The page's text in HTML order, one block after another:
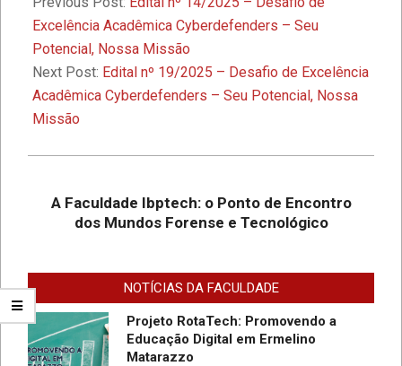
13
Excelência Acadêmica Cyberdefenders – Seu
Potencial, Nossa Missão
Next Post: Edital nº 19/2025 – Desafio de Excelência
Acadêmica Cyberdefenders – Seu Potencial, Nossa
Missão
A Faculdade Ibptech: o Ponto de Encontro
dos Mundos Forense e Tecnológico
NOTÍCIAS DA FACULDADE
Ibptech
A Faculdade Ibptech: o Ponto de
Encontro dos Mundos Forense e
Tecnológico
Cibernética para ingresso com
vestibular, Enem ou 2a. graduação na
Faculdade IBPTECH Lança Projeto
Promover Segurança na Internet
Projeto RotaTech: Promovendo a
Educação Digital em Ermelino
Matarazzo